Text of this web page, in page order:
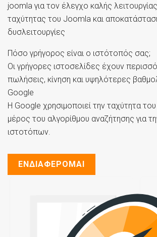
joomla για τον έλεγχο καλής
ταχύτητας του Joomla και
δυσλειτουργίες
Πόσο γρήγορος είναι ο ιστότοπός σας;
Οι γρήγορες ιστοσελίδες έχουν
πωλήσεις, κίνηση και υψηλότερες
Google
Η Google χρησιμοποιεί την ταχύτητα
μέρος του αλγορίθμου αναζήτησης για
ιστοτόπων.
ΕΝΔΙΑΦΕΡΟΜΑΙ